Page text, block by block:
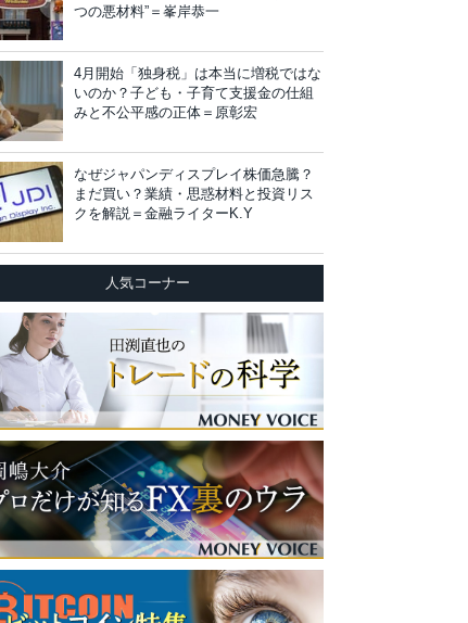
つの悪材料”＝峯岸恭一
4月開始「独身税」は本当に増税ではな
いのか？子ども・子育て支援金の仕組
みと不公平感の正体＝原彰宏
なぜジャパンディスプレイ株価急騰？
まだ買い？業績・思惑材料と投資リス
クを解説＝金融ライターK.Y
人気コーナー